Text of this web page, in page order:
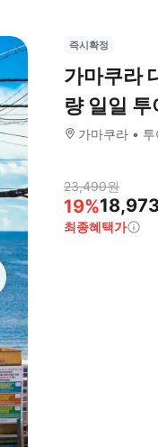
즉시확정
가마쿠라
량 일일 투
가마쿠라 투
23,490원
19%
최종혜택가